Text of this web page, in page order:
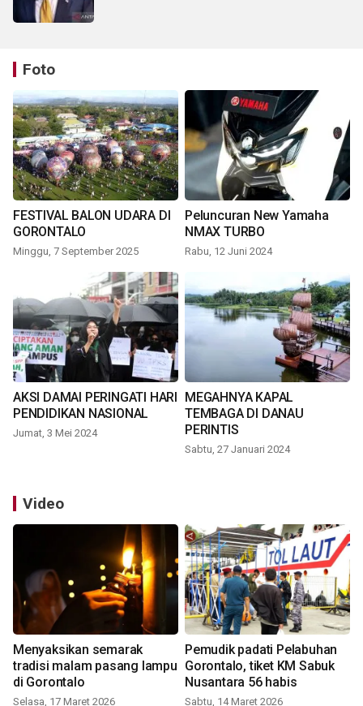
Foto
FESTIVAL BALON UDARA DI
GORONTALO
Minggu, 7 September 2025
Peluncuran New Yamaha
NMAX TURBO
Rabu, 12 Juni 2024
AKSI DAMAI PERINGATI HARI
PENDIDIKAN NASIONAL
Jumat, 3 Mei 2024
MEGAHNYA KAPAL
TEMBAGA DI DANAU
PERINTIS
Sabtu, 27 Januari 2024
Video
Menyaksikan semarak
tradisi malam pasang lampu
di Gorontalo
Selasa, 17 Maret 2026
Pemudik padati Pelabuhan
Gorontalo, tiket KM Sabuk
Nusantara 56 habis
Sabtu, 14 Maret 2026